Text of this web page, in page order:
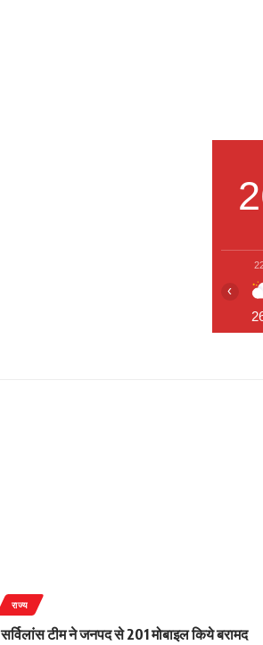
‹
राज्य
सर्विलांस टीम ने जनपद से 201 मोबाइल किये बरामद